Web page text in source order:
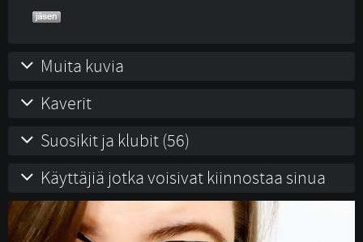
Muita kuvia
Kaverit
Suosikit ja klubit (56)
Käyttäjiä jotka voisivat kiinnostaa sinua